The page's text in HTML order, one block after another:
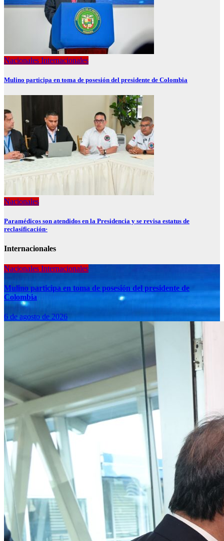
Nacionales Internacionales
Mulino participa en toma de posesión del presidente de Colombia
Nacionales
Paramédicos son atendidos en la Presidencia y se revisa estatus de
reclasificación·
Internacionales
Nacionales Internacionales
Mulino participa en toma de posesión del presidente de
Colombia
6 de agosto de 2026